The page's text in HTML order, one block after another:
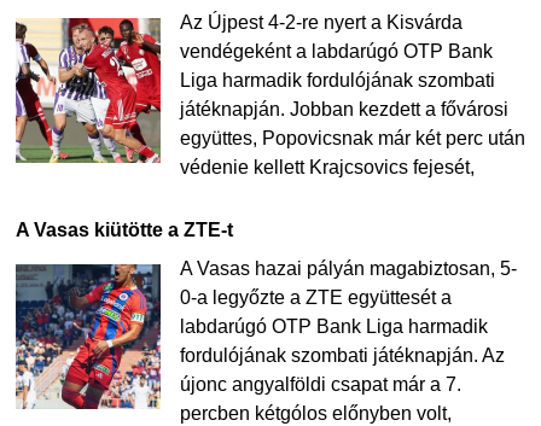
Az Újpest 4-2-re nyert a Kisvárda
vendégeként a labdarúgó OTP Bank
Liga harmadik fordulójának szombati
játéknapján. Jobban kezdett a fővárosi
együttes, Popovicsnak már két perc után
védenie kellett Krajcsovics fejesét,
A Vasas kiütötte a ZTE-t
A Vasas hazai pályán magabiztosan, 5-
0-a legyőzte a ZTE együttesét a
labdarúgó OTP Bank Liga harmadik
fordulójának szombati játéknapján. Az
újonc angyalföldi csapat már a 7.
percben kétgólos előnyben volt,